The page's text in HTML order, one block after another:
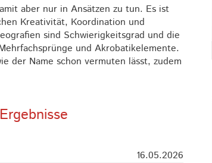
aber nur in Ansätzen zu tun. Es ist
Kreativität, Koordination und
sind Schwierigkeitsgrad und die
und Akrobatikelemente.
der Name schon vermuten lässt, zudem
16.05.2026